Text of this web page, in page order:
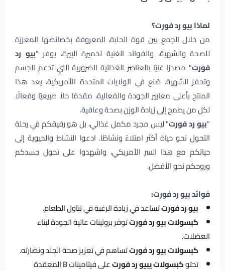
لماذا بيو رد فورت؟
من خلال الجمع بين قوة الحلبة، المعروفة بخصائصها المعززة
للصحة والشهية، والفوائد الغنية لخميرة البيرة، يوفر "بيو رد
فورت" مصدرًا غنيًا بالعناصر الغذائية الضرورية التي تدعم الجسم
وتحفز الشهية. صُنع في الولايات المتحدة الأمريكية، يعد هذا
المنتج بأعلى معايير الجودة والفعالية، مقدمًا حلاً طبيعيًا وفعالًا
لكل من يطمح إلى زيادة الوزن بصحة وعافية.
"بيو رد فورت" ليس مجرد مكمل غذائي، بل هو رفيقكم في رحلة
التحول نحو حياة أكثر امتلاءً ونشاطًا. ادعوا النشاط والحيوية إلى
حياتكم مع هذا السر الأمريكي، واشهدوا على تحول جسدكم
وروحكم نحو الأفضل.
فوائد بيو رد فورت:
بيو رد فورتتساعد في زيادة الرغبة في تناول الطعام.
كبسولات بيو رد فورتتوفر بروتينات عالية الجودة لبناء
العضلات.
كبسولات بيو رد فورتتساهم في تعزيز صحة الجلد ونضارته.
تحتوكبسولاتيبيو رد فورت
على فيتامينات B المعقدة